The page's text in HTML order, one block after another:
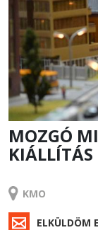
MOZGÓ
KIÁLLÍTÁS
KMO
ELKÜLDÖM